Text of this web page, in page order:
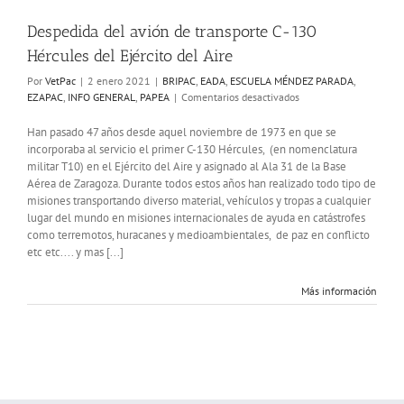
Despedida del avión de transporte C-130
Hércules del Ejército del Aire
Por VetPac | 2 enero 2021 | BRIPAC, EADA, ESCUELA MÉNDEZ PARADA,
EZAPAC, INFO GENERAL, PAPEA | Comentarios desactivadosen
del
avión
de
transporte
130
Hércules
del
Aire
Han pasado 47 años desde aquel noviembre de 1973 en que se
incorporaba al servicio el primer C-130 Hércules, (en nomenclatura
militar T10) en el Ejército del Aire y asignado al Ala 31 de la Base
Aérea de Zaragoza. Durante todos estos años han realizado todo tipo de
misiones transportando diverso material, vehículos y tropas a cualquier
lugar del mundo en misiones internacionales de ayuda en catástrofes
como terremotos, huracanes y medioambientales, de paz en conflicto
etc etc.... y mas [...]
Más información